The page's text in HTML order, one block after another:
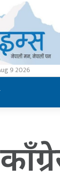
9 2026